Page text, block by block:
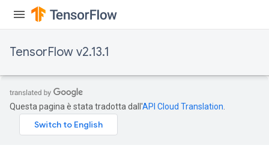
TensorFlow v2.13.1
Questa pagina è stata tradotta dall'API Cloud Translation